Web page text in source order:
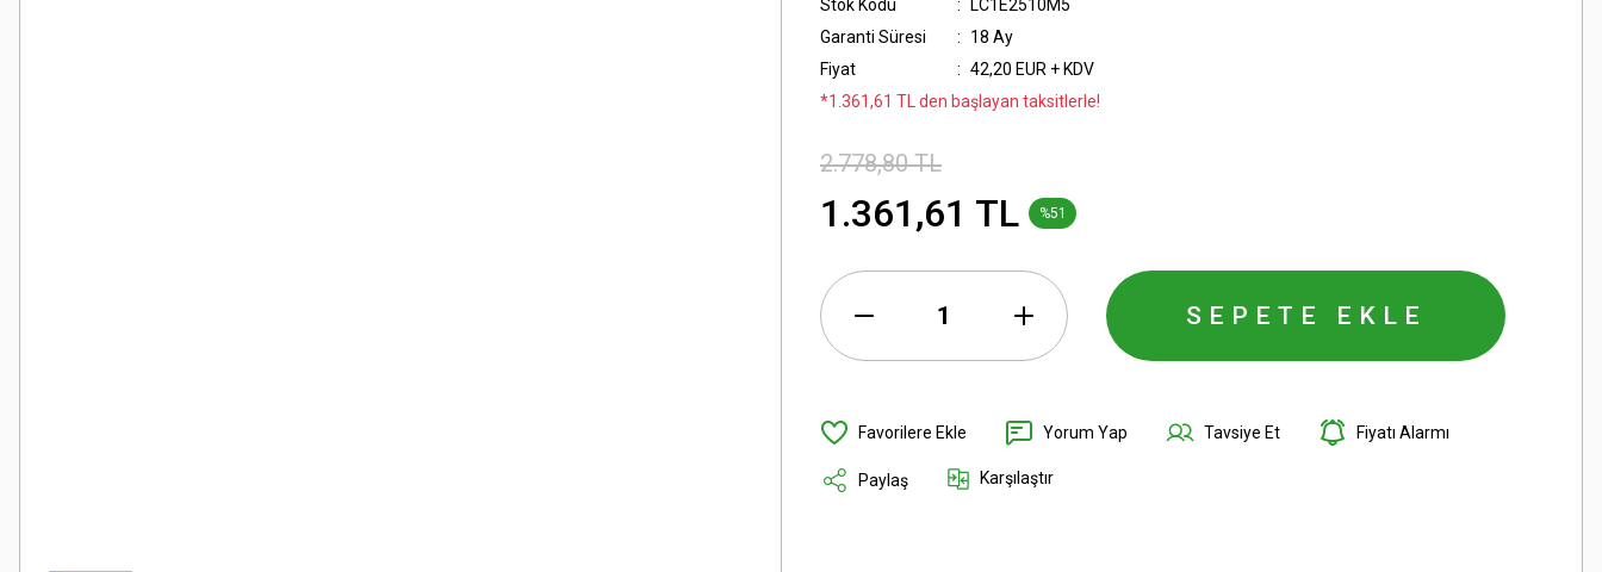
Stok Kodu
LC1E2510M5
Garanti Süresi
18 Ay
Fiyat
42,20 EUR + KDV
*1.361,61 TL den başlayan taksitlerle!
2.778,80 TL
1.361,61 TL %51
SEPETE EKLE
Yorum Yap Tavsiye Et Fiyatı Alarmı
Paylaş Karşılaştır